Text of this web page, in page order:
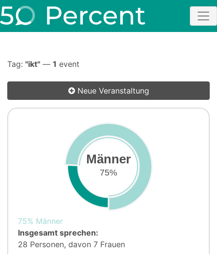
Tag: "ikt" — 1 event
Neue Veranstaltung
Männer
75%
75% Männer
Insgesamt sprechen:
28 Personen, davon 7 Frauen